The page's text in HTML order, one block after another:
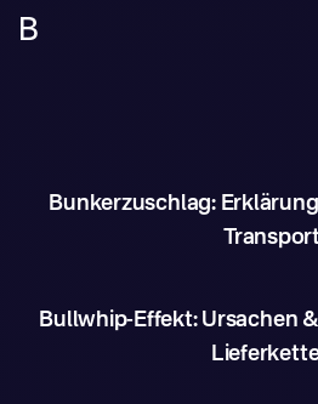
B
Bunkerzuschlag:
Bullwhip-Effekt: Ursachen